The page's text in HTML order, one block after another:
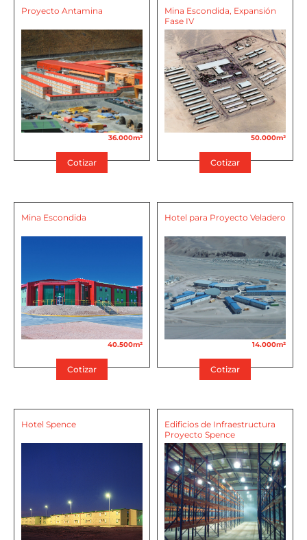
Proyecto Antamina
36.000m²
Cotizar
Mina Escondida, Expansión
Fase IV
50.000m²
Cotizar
Mina Escondida
40.500m²
Cotizar
Hotel para Proyecto Veladero
14.000m²
Cotizar
Hotel Spence
Edificios de Infraestructura
Proyecto Spence